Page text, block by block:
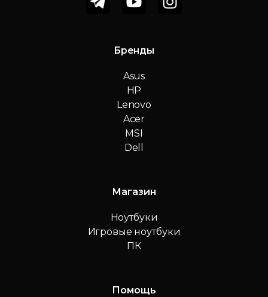
Бренды
Asus
HP
Lenovo
Acer
MSI
Dell
Магазин
Ноутбуки
Игровые ноутбуки
ПК
Помощь